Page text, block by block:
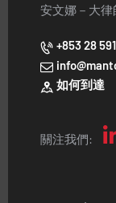
安文娜－大律
+853 28
如何到達
關注我們: